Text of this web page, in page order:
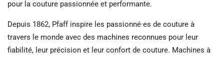
pour la couture passionnée et performante.
Depuis 1862, Pfaff inspire les passionné·es de couture à
travers le monde avec des machines reconnues pour leur
fiabilité, leur précision et leur confort de couture. Machines à